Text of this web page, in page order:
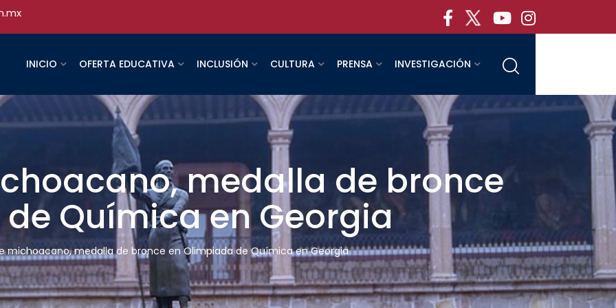
INICIO OFERTA EDUCATIVA INCLUSIÓN CULTURA PRENSA INVESTIGACIÓN
medalla de bronce
Química en Georgia
michoacano, medalla de bronce en Olimpiada de Química en Georgia